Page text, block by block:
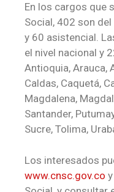
En los cargos que
Social, 402 son
y 60 asistencial.
el nivel nacional y
Antioquia, Arauca,
Caldas, Caquetá,
Magdalena,
Santander,
Sucre, Tolima,
Los interesados
www.cnsc.gov.co